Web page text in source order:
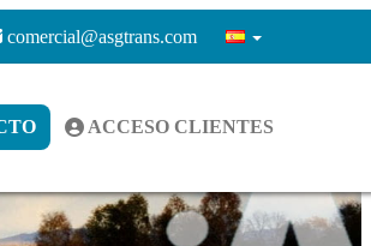
comercial@asgtrans.com
ACCESO CLIENTES